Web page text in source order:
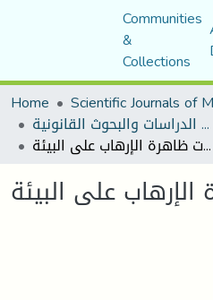
Communities
&
Collections
Home
مجلة الدراسات والبحوث القانونية
تداعيات ظاهرة الإرهاب على البيئة
على البيئة